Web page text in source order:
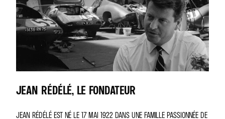
JEAN RÉDÉLÉ, LE FONDATEUR
JEAN RÉDÉLÉ EST NÉ LE 17 MAI 1922 DANS UNE FAMILLE PASSIONNÉE DE